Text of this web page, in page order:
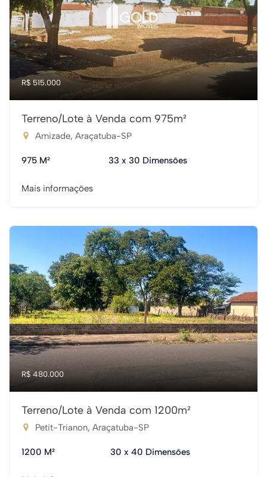
R$ 515.000
Terreno/Lote à Venda com 975m²
Amizade, Araçatuba-SP
975 M² 33 x 30 Dimensões
Mais informações
R$ 480.000
Terreno/Lote à Venda com 1200m²
Petit-Trianon, Araçatuba-SP
1200 M² 30 x 40 Dimensões